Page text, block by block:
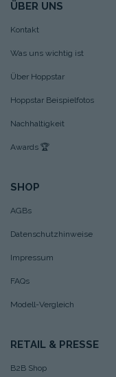
ÜBER UNS
Kontakt
Was uns wichtig ist
Über Hoppstar
Hoppstar Beispielfotos
Nachhaltigkeit
Awards 🏆
SHOP
AGBs
Datenschutzhinweise
Impressum
FAQs
Modell-Vergleich
RETAIL & PRESSE
B2B Shop